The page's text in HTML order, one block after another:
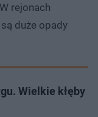
rejonach
duże opady
Wielkie kłęby